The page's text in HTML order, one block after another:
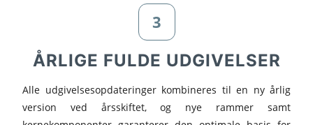
3
ÅRLIGE FULDE UDGIVELSER
Alle udgivelsesopdateringer kombineres til en ny årlig
version ved årsskiftet, og nye rammer samt